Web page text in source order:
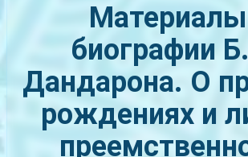
биографии
Дандарона. О
рождениях и